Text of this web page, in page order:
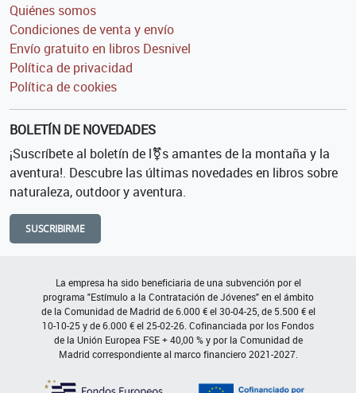
Quiénes somos
Condiciones de venta y envío
Envío gratuito en libros Desnivel
Política de privacidad
Política de cookies
BOLETÍN DE NOVEDADES
¡Suscríbete al boletín de l⚧s amantes de la montaña y la
aventura!. Descubre las últimas novedades en libros sobre
naturaleza, outdoor y aventura.
SUSCRIBIRME
La empresa ha sido beneficiaria de una subvención por el
programa "Estímulo a la Contratación de Jóvenes" en el ámbito
de la Comunidad de Madrid de 6.000 € el 30-04-25, de 5.500 € el
10-10-25 y de 6.000 € el 25-02-26. Cofinanciada por los Fondos
de la Unión Europea FSE + 40,00 % y por la Comunidad de
Madrid correspondiente al marco financiero 2021-2027.